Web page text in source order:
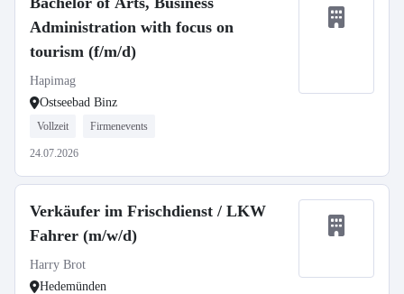
Administration with focus on
tourism (f/m/d)
Hapimag
Ostseebad Binz
Vollzeit Firmenevents
24.07.2026
Verkäufer im Frischdienst / LKW
Fahrer (m/w/d)
Harry Brot
Hedemünden